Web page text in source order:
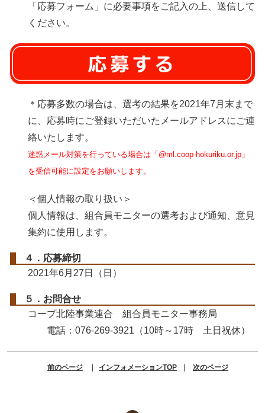
「応募フォーム」に必要事項をご記入の上、送信して
ください。
＊応募多数の場合は、選考の結果を2021年7月末まで
に、応募時にご登録いただいたメールアドレスにご連
絡いたします。
迷惑メール対策を行っている場合は「@ml.coop-hokuriku.or.jp」
を受信可能に設定をお願いします。
＜個人情報の取り扱い＞
個人情報は、組合員モニターの選考および通知、意見
集約に使用します。
４．応募締切
2021年6月27日（日）
５．お問合せ
コープ北陸事業連合 組合員モニター事務局
電話：076-269-3921（10時～17時 土日祝休）
前のページ ｜ インフォメーションTOP ｜ 次のページ